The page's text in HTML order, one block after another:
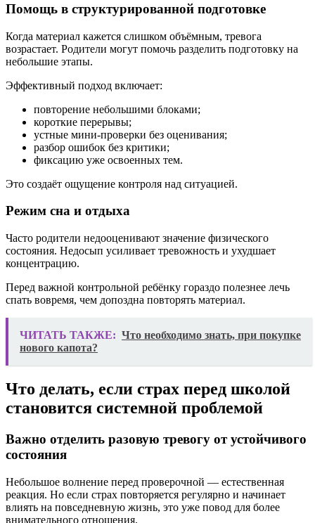
Помощь в структурированной подготовке
Когда материал кажется слишком объёмным, тревога
возрастает. Родители могут помочь разделить подготовку на
небольшие этапы.
Эффективный подход включает:
повторение небольшими блоками;
короткие перерывы;
устные мини-проверки без оценивания;
разбор ошибок без критики;
фиксацию уже освоенных тем.
Это создаёт ощущение контроля над ситуацией.
Режим сна и отдыха
Часто родители недооценивают значение физического
состояния. Недосып усиливает тревожность и ухудшает
концентрацию.
Перед важной контрольной ребёнку гораздо полезнее лечь
спать вовремя, чем допоздна повторять материал.
ЧИТАТЬ ТАКЖЕ: Что необходимо знать, при покупке
нового капота?
Что делать, если страх перед школой
становится системной проблемой
Важно отделить разовую тревогу от устойчивого
состояния
Небольшое волнение перед проверочной — естественная
реакция. Но если страх повторяется регулярно и начинает
влиять на повседневную жизнь, это уже повод для более
внимательного отношения.